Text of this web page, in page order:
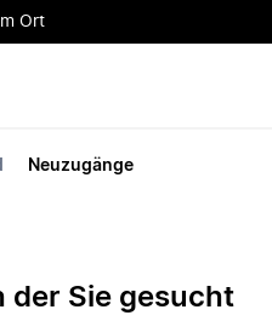
Ort
Neuzugänge
der Sie gesucht